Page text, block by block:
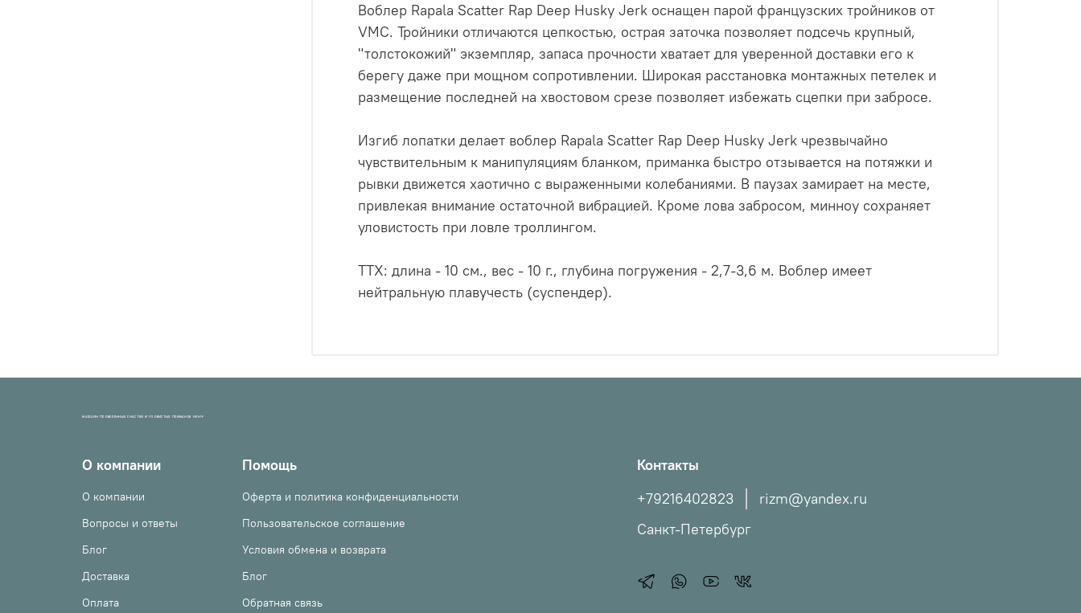
Воблер Rapala Scatter Rap Deep Husky Jerk оснащен парой французских тройников от
VMC. Тройники отличаются цепкостью, острая заточка позволяет подсечь крупный,
"толстокожий" экземпляр, запаса прочности хватает для уверенной доставки его к
берегу даже при мощном сопротивлении. Широкая расстановка монтажных петелек и
размещение последней на хвостовом срезе позволяет избежать сцепки при забросе.
Изгиб лопатки делает воблер Rapala Scatter Rap Deep Husky Jerk чрезвычайно
чувствительным к манипуляциям бланком, приманка быстро отзывается на потяжки и
рывки движется хаотично с выраженными колебаниями. В паузах замирает на месте,
привлекая внимание остаточной вибрацией. Кроме лова забросом, минноу сохраняет
уловистость при ловле троллингом.
ТТХ: длина - 10 см., вес - 10 г., глубина погружения - 2,7-3,6 м. Воблер имеет
нейтральную плавучесть (суспендер).
МАГАЗИН ПРОВЕРЕННЫХ СНАСТЕЙ И УЛОВИСТЫХ ПРИМАНОК НХНЧ!
О компании
О компании
Вопросы и ответы
Блог
Доставка
Оплата
Помощь
Оферта и политика конфиденциальности
Пользовательское соглашение
Условия обмена и возврата
Блог
Обратная связь
Контакты
+79216402823
rizm@yandex.ru
Санкт-Петербург